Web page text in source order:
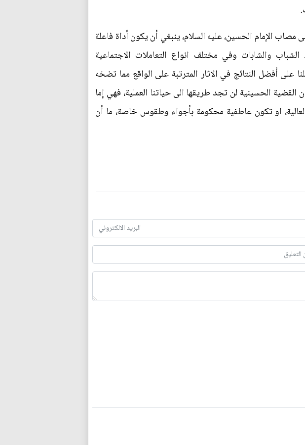
مصاب الإمام الحسين، عليه السلام، ينبغي أن يكون أداة فاعلة
والشابات وفي مختلف انواع التعاملات الاجتماعية
على أفضل النتائج في الاثار المترتبة على الواقع مما تضخه
الحسينية لن تجد طريقها الى حياتنا العملية، فهي إما
او تكون عاطفية محكومة بأجواء وطقوس خاصة، ما أن